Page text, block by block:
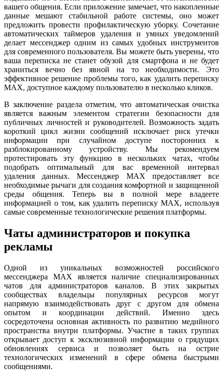
вашего общения. Если приложение замечает, что накопленные
данные мешают стабильной работе системы, оно может
предложить провести профилактическую уборку. Сочетание
автоматических таймеров удаления и умных уведомлений
делает мессенджер одним из самых удобных инструментов
для современного пользователя. Вы можете быть уверены, что
ваша переписка не станет обузой для смартфона и не будет
храниться вечно без явной на то необходимости. Это
эффективное решение проблемы того, как удалить переписку
MAX, доступное каждому пользователю в несколько кликов.
В заключение раздела отметим, что автоматическая очистка
является важным элементом стратегии безопасности для
публичных личностей и руководителей. Возможность задать
короткий цикл жизни сообщений исключает риск утечки
информации при случайном доступе посторонних к
разблокированному устройству. Мы рекомендуем
протестировать эту функцию в нескольких чатах, чтобы
подобрать оптимальный для вас временной интервал
удаления данных. Мессенджер MAX предоставляет все
необходимые рычаги для создания комфортной и защищенной
среды общения. Теперь вы в полной мере владеете
информацией о том, как удалить переписку MAX, используя
самые современные технологические решения платформы.
Чаты администраторов и покупка
рекламы
Одной из уникальных возможностей российского
мессенджера MAX является наличие специализированных
чатов для администраторов каналов. В этих закрытых
сообществах владельцы популярных ресурсов могут
напрямую взаимодействовать друг с другом для обмена
опытом и координации действий. Именно здесь
сосредоточена основная активность по развитию медийного
пространства внутри платформы. Участие в таких группах
открывает доступ к эксклюзивной информации о грядущих
обновлениях сервиса и позволяет быть на острие
технологических изменений в сфере обмена быстрыми
сообщениями.